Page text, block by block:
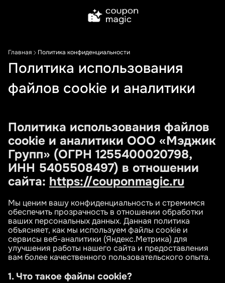
Главная Политика конфиденциальности
Политика использования
файлов cookie и аналитики
Политика использования файлов
cookie и аналитики ООО «Мэджик
Групп» (ОГРН 1255400020798,
ИНН 5405508497) в отношении
сайта: https://couponmagic.ru
Мы ценим вашу конфиденциальность и стремимся
обеспечить прозрачность в отношении обработки
ваших персональных данных. Данная политика
объясняет, как мы используем файлы cookie и
сервисы веб-аналитики (Яндекс.Метрика) для
улучшения работы нашего сайта и предоставления
вам более качественного пользовательского опыта.
1. Что такое файлы cookie?